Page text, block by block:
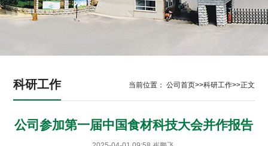
科研工作 当前位置： 公司首页>>科研工作>>正文
公司参加第一届中国食材科技大会并作报告